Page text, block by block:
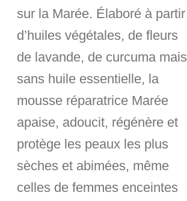
sur la Marée. Élaboré à partir
d’huiles végétales, de fleurs
de lavande, de curcuma mais
sans huile essentielle, la
mousse réparatrice Marée
apaise, adoucit, régénère et
protège les peaux les plus
sèches et abimées, même
celles de femmes enceintes